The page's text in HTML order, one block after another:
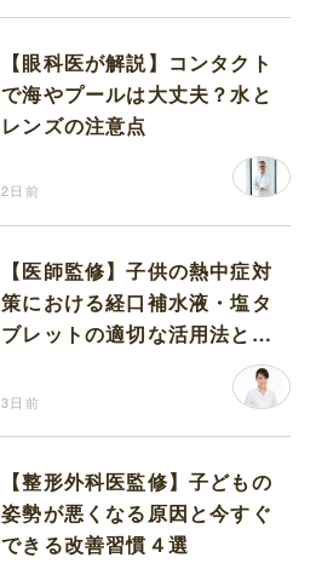
【眼科医が解説】コンタクト
で海やプールは大丈夫？水と
レンズの注意点
2日前
【医師監修】子供の熱中症対
策における経口補水液・塩タ
ブレットの適切な活用法と水
3日前
【整形外科医監修】子どもの
姿勢が悪くなる原因と今すぐ
できる改善習慣４選